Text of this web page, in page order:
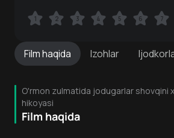
Filmhaqida Izohlar
O'rmon zulmatida jodugarlar shovqini
hikoyasi
Film haqida
1 2 3 4 5 6 7
1 2 3 4 5 6 7